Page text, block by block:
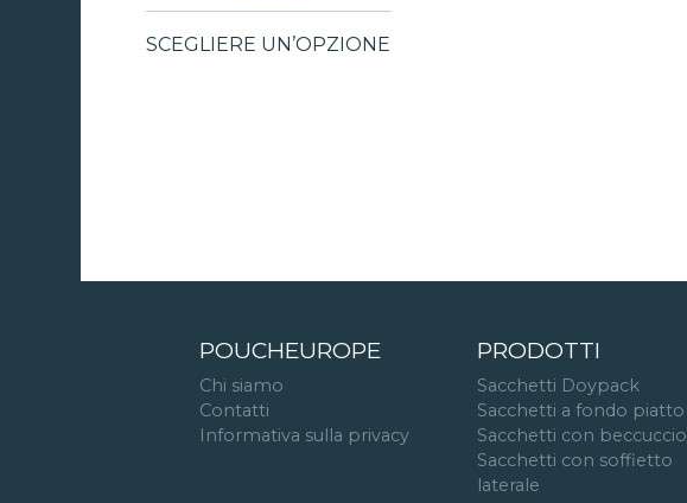
SCEGLIERE UN’OPZIONE
POUCHEUROPE
Chi siamo
Contatti
Informativa sulla privacy
PRODOTTI
Sacchetti Doypack
Sacchetti a fondo piatto
Sacchetti con beccuccio
Sacchetti con soffietto
laterale